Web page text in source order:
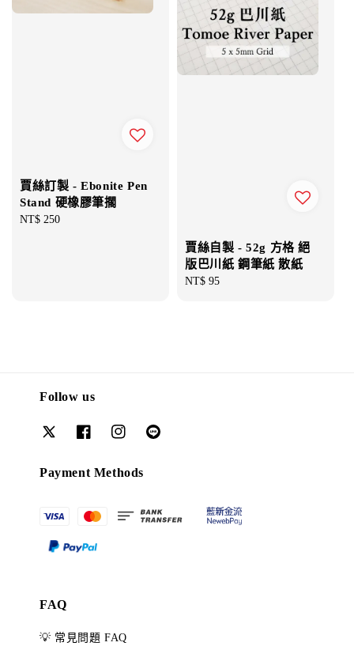
賈絲訂製 - Ebonite Pen
Stand 硬橡膠筆擱
Regular
NT$ 250
賈絲自製 - 52g 方格 絕
版巴川紙 鋼筆紙 散紙
Regular
NT$ 95
Follow us
Payment Methods
FAQ
💡 常見問題 FAQ